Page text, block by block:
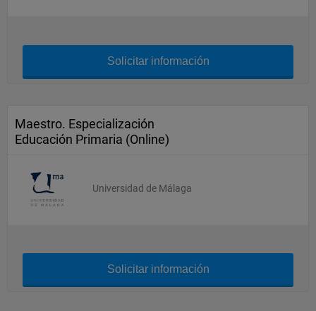
Solicitar información
Maestro. Especialización
Educación Primaria (Online)
Universidad de Málaga
Solicitar información